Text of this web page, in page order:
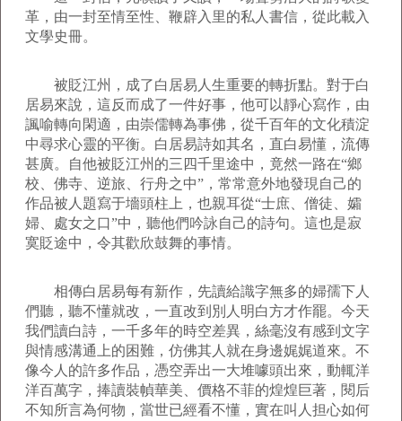
革，由一封至情至性、鞭辟入里的私人書信，從此載入
文學史冊。
被貶江州，成了白居易人生重要的轉折點。對于白
居易來說，這反而成了一件好事，他可以靜心寫作，由
諷喻轉向閑適，由崇儒轉為事佛，從千百年的文化積淀
中尋求心靈的平衡。白居易詩如其名，直白易懂，流傳
甚廣。自他被貶江州的三四千里途中，竟然一路在“鄉
校、佛寺、逆旅、行舟之中”，常常意外地發現自己的
作品被人題寫于墻頭柱上，也親耳從“士庶、僧徒、孀
婦、處女之口”中，聽他們吟詠自己的詩句。這也是寂
寞貶途中，令其歡欣鼓舞的事情。
相傳白居易每有新作，先讀給識字無多的婦孺下人
們聽，聽不懂就改，一直改到別人明白方才作罷。今天
我們讀白詩，一千多年的時空差異，絲毫沒有感到文字
與情感溝通上的困難，仿佛其人就在身邊娓娓道來。不
像今人的許多作品，憑空弄出一大堆噱頭出來，動輒洋
洋百萬字，捧讀裝幀華美、價格不菲的煌煌巨著，閱后
不知所言為何物，當世已經看不懂，實在叫人担心如何